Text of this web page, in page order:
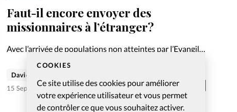
COOKIES
Ce site utilise des cookies pour améliorer
votre expérience utilisateur et vous permet
de contrôler ce que vous souhaitez activer.
Faut-il encore envoyer des
missionnaires à l’étranger?
Avec l’arrivée de populations non atteintes par l’Evangile
dans nos pays, Daniel Oddon, directeur de la mission
Audiovie, explique pourquoi la mission d’envoi reste
essentielle et comment la repenser.
David Métreau
15 Sep 2025
Abonnés